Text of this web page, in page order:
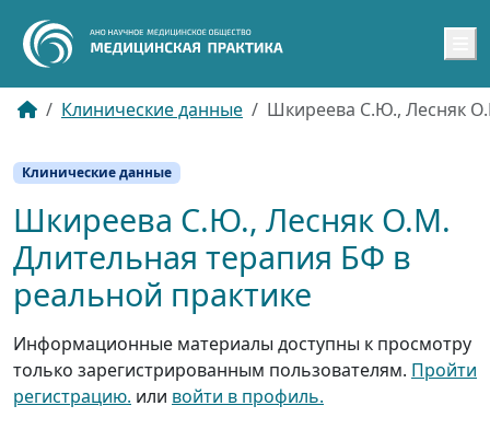
Клинические данные Шкиреева С.Ю., Лесняк
Клинические данные
Шкиреева С.Ю., Лесняк О.М.
Длительная терапия БФ в
реальной практике
Информационные материалы доступны к просмотру
только зарегистрированным пользователям. Пройти
регистрацию. или войти в профиль.